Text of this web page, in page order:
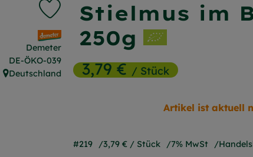
Stielmus im
250g
3,79 €/ Stück
Produkt zu Favouriten hinzufügen
, Verband:
Demeter
, Kontrollstelle:
DE-ÖKO-039
, Herkunft:
Deutschland
Artikel ist aktuell
#219 3,79 € / Stück 7% MwSt